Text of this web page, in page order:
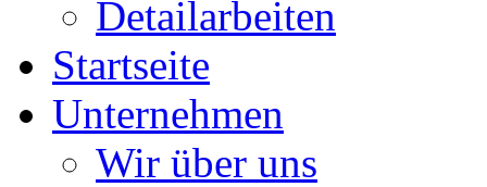
Detailarbeiten
Startseite
Unternehmen
Wir über uns